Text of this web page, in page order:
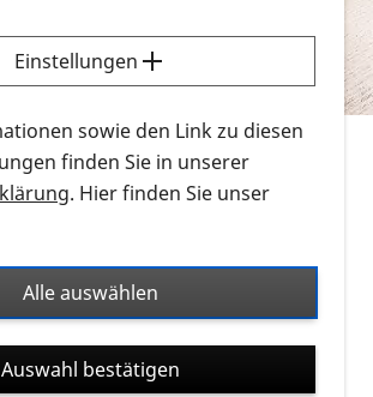
wie Sie nach Infonmaterial
bestellen bzw. herunterladen
Sie sich dieErklärvideos zum
auf der PRO RETINA-Website
Menschen an.
finden Sie sämtliches Infomaterial
Formatfilter, um ausschließlich
Broschüren, Audios oder Videos zu
Flyer und Broschüren werden in
Formaten angeboten: zur
Einstellungen
sowie den Link zu diesen
finden Sie in unserer
. Hier finden Sie unser
Alle auswählen
Auswahl bestätigen